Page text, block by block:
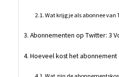
Wat krijg je als abonnee
Abonnementen op Twitter: 3
Hoeveel kost het abonnement